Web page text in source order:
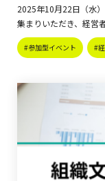
2025年10月22日（水
集まりいただき、経営
#参加型イベント #